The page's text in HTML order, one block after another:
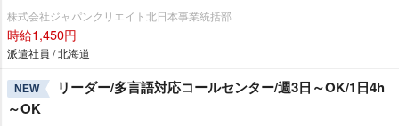
株式会社ジャパンクリエイト北日本事業統括部
時給1,450円
派遣社員 / 北海道
NEW
リーダー/多言語対応コールセンター/週3日～OK/1日4h
～OK